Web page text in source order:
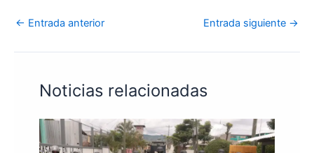
← Entrada anterior Entrada siguiente →
Noticias relacionadas